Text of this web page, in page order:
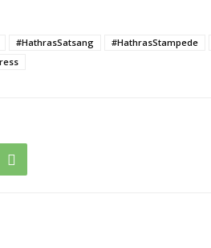
#HathrasSatsang #HathrasStampede